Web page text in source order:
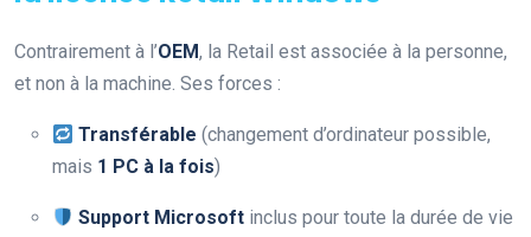
Contrairement à l’OEM, la Retail est associée à la personne,
et non à la machine. Ses forces :
Transférable (changement d’ordinateur possible,
mais 1 PC à la fois)
Support Microsoft inclus pour toute la durée de vie